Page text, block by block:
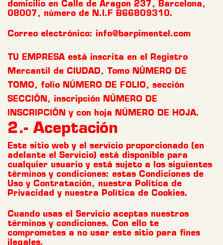
domicilio en Calle de Aragon 237, Barcelona,
08007, número de N.I.F B66809310.
Correo electrónico: info@barpimentel.com
TU EMPRESA está inscrita en el Registro
Mercantil de CIUDAD, Tomo NÚMERO DE
TOMO, folio NÚMERO DE FOLIO, sección
SECCIÓN, inscripción NÚMERO DE
INSCRIPCIÓN y con hoja NÚMERO DE HOJA.
2.- Aceptación
Este sitio web y el servicio proporcionado (en
adelante el Servicio) está disponible para
cualquier usuario y está sujeto a los siguientes
términos y condiciones: estas Condiciones de
Uso y Contratación, nuestra Política de
Privacidad y nuestra Política de Cookies.
Cuando usas el Servicio aceptas nuestros
términos y condiciones. Con ello te
comprometes a no usar este sitio para fines
ilegales.